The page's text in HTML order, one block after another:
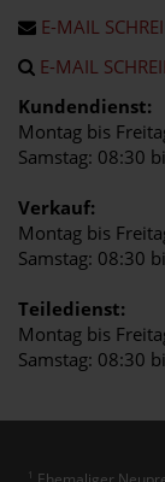
E-MAIL
E-MAIL
Kundendienst:
Montag bis
Samstag: 08:30
Verkauf:
Montag bis
Samstag: 08:30
Teiledienst:
Montag bis
Samstag: 08:30
1